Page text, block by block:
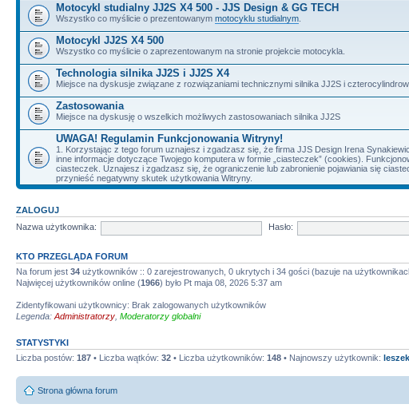
Motocykl studialny JJ2S X4 500 - JJS Design & GG TECH
Wszystko co myślicie o prezentowanym motocyklu studialnym
Motocykl JJ2S X4 500
Wszystko co myślicie o zaprezentowanym na stronie projekcie motocykla.
Technologia silnika JJ2S i JJ2S X4
Miejsce na dyskusje związane z rozwiązaniami technicznymi silnika JJ2S i
Zastosowania
Miejsce na dyskusję o wszelkich możliwych zastosowaniach silnika JJ2S
UWAGA! Regulamin Funkcjonowania Witryny!
1. Korzystając z tego forum uznajesz i zgadzasz się, że firma JJS Design Irena
inne informacje dotyczące Twojego komputera w formie „ciasteczek” (cookies).
ciasteczek. Uznajesz i zgadzasz się, że ograniczenie lub zabronienie pojawiania się
przynieść negatywny skutek użytkowania Witryny.
ZALOGUJ
Nazwa użytkownika:
Hasło:
KTO PRZEGLĄDA FORUM
Na forum jest 34 użytkowników :: 0 zarejestrowanych, 0 ukrytych i 34 gości (bazuje na
Najwięcej użytkowników online (1966) było Pt maja 08, 2026 5:37 am
Zidentyfikowani użytkownicy: Brak zalogowanych użytkowników
Legenda: Administratorzy Moderatorzy globalni
STATYSTYKI
Liczba postów: 187 • Liczba wątków: 32 • Liczba użytkowników: 148 • Najnowszy użytkownik:
Strona główna forum